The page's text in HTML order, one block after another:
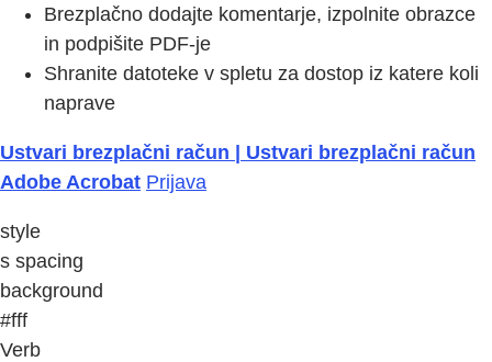
Brezplačno dodajte komentarje, izpolnite obrazce
in podpišite PDF-je
Shranite datoteke v spletu za dostop iz katere koli
naprave
Ustvari brezplačni račun | Ustvari brezplačni račun
Adobe Acrobat Prijava
style
s spacing
background
#fff
Verb